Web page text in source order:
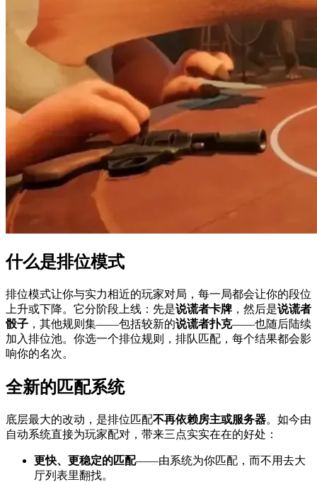
什么是排位模式
排位模式让你与实力相近的玩家对局，每一局都会让你的段位
上升或下降。它分阶段上线：先是说谎者卡牌 ，然后是说谎者
骰子 ，其他规则集——包括较新的说谎者扑克——也随后陆续
加入排位池。你选一个排位规则，排队匹配，每个结果都会影
响你的名次。
全新的匹配系统
底层最大的改动，是排位匹配不再依赖房主或服务器。如今由
自动系统直接为玩家配对，带来三点实实在在的好处：
更快、更稳定的匹配——由系统为你匹配，而不用去大
厅列表里翻找。